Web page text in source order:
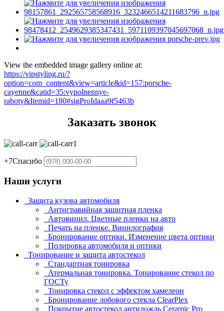
View the embedded image gallery online at:
https://vipstyling.ru/?
option=com_content&view=article&id=157:porsche-
cayenne&catid=35:vypolnennye-
raboty&Itemid=180#sigProIdaaa9f5463b
Заказать звонок
+7Спасибо
Наши услуги
Защита кузова автомобиля
Антигравийная защитная пленка
Автовинил. Цветные пленки на авто
Печать на пленке. Винилография
Бронирование оптики. Изменение цвета оптики
Полировка автомобиля и оптики
Тонирование и защита автостекол
Стандартная тонировка
Атермальная тонировка. Тонирование стекол по
ГОСТу
Тонировка стекол с эффектом хамелеон
Бронирование лобового стекла ClearPlex
Покрытие автостекол антидождь Ceramic Pro